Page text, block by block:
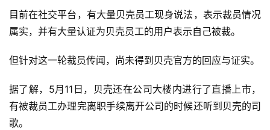
目前在社交平台，有大量贝壳员工现身说法，表示裁员情况
属实，并有大量认证为贝壳员工的用户表示自己被裁。
但针对这一轮裁员传闻，尚未得到贝壳官方的回应与证实。
据了解，5月11日，贝壳还在公司大楼内进行了直播上市，
有被裁员工办理完离职手续离开公司的时候还听到贝壳的司
歌。